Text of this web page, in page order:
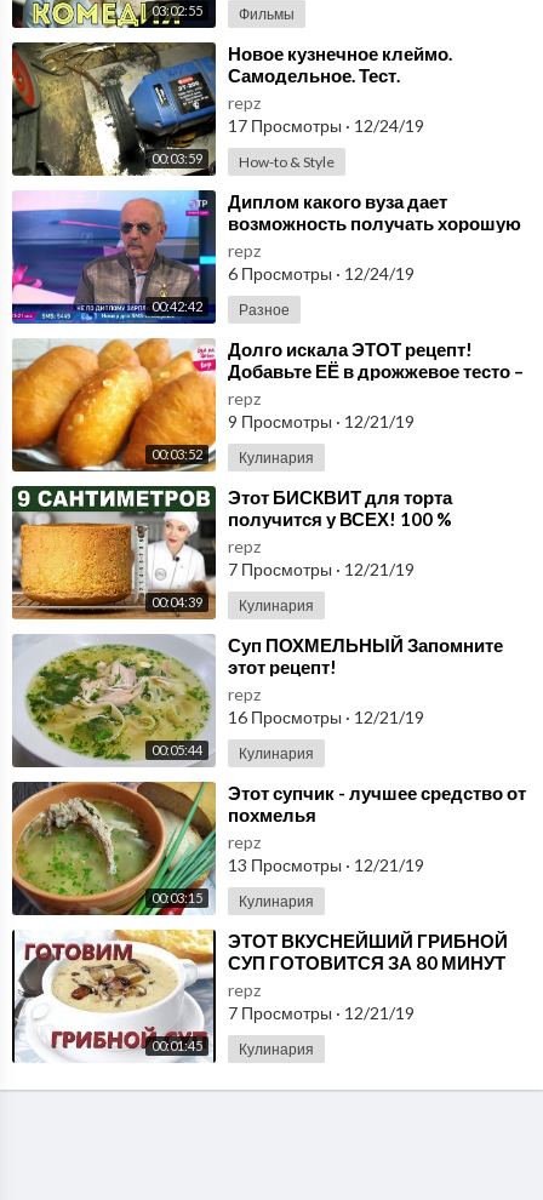
03:02:55 Фильмы
00:03:59
⁣Новое кузнечное клеймо.
Самодельное. Тест.
repz
17 Просмотры · 12/24/19
How-to & Style
00:42:42
⁣Диплом какого вуза дает
возможность получать хорошую
зарплату? ОТРажение, 16.07.2019
repz
6 Просмотры · 12/24/19
Разное
00:03:52
⁣Долго искала ЭТОТ рецепт!
Добавьте ЕЁ в дрожжевое тесто –
Пирожки просто потрясающие
получаются
repz
9 Просмотры · 12/21/19
Кулинария
00:04:39
⁣Этот БИСКВИТ для торта
получится у ВСЕХ! 100 %
Ванильный бисквит для торта -
Высокий, пышный бисквит
repz
7 Просмотры · 12/21/19
Кулинария
00:05:44
⁣Суп ПОХМЕЛЬНЫЙ Запомните
этот рецепт!
repz
16 Просмотры · 12/21/19
Кулинария
00:03:15
⁣Этот супчик - лучшее средство от
похмелья
repz
13 Просмотры · 12/21/19
Кулинария
00:01:45
⁣ЭТОТ ВКУСНЕЙШИЙ ГРИБНОЙ
СУП ГОТОВИТСЯ ЗА 80 МИНУТ
repz
7 Просмотры · 12/21/19
Кулинария